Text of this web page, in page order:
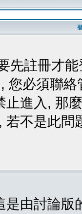
先註冊才
您必須聯
止進入, 那
若不是此
是由討論